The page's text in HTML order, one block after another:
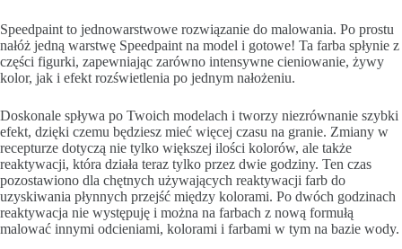
Speedpaint to jednowarstwowe rozwiązanie do malowania. Po prostu
nałóż jedną warstwę Speedpaint na model i gotowe! Ta farba spłynie z
części figurki, zapewniając zarówno intensywne cieniowanie, żywy
kolor, jak i efekt rozświetlenia po jednym nałożeniu.
Doskonale spływa po Twoich modelach i tworzy niezrównanie szybki
efekt, dzięki czemu będziesz mieć więcej czasu na granie. Zmiany w
recepturze dotyczą nie tylko większej ilości kolorów, ale także
reaktywacji, która działa teraz tylko przez dwie godziny. Ten czas
pozostawiono dla chętnych używających reaktywacji farb do
uzyskiwania płynnych przejść między kolorami. Po dwóch godzinach
reaktywacja nie występuję i można na farbach z nową formułą
malować innymi odcieniami, kolorami i farbami w tym na bazie wody.